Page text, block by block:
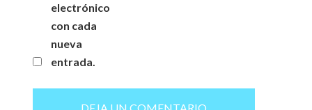
electrónico
con cada
nueva
entrada.